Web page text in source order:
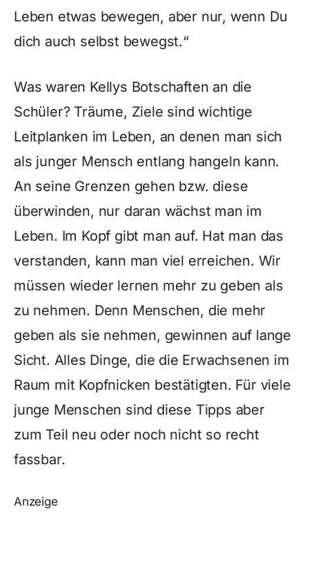
Leben etwas bewegen, aber nur, wenn Du
dich auch selbst bewegst.“
Was waren Kellys Botschaften an die
Schüler? Träume, Ziele sind wichtige
Leitplanken im Leben, an denen man sich
als junger Mensch entlang hangeln kann.
An seine Grenzen gehen bzw. diese
überwinden, nur daran wächst man im
Leben. Im Kopf gibt man auf. Hat man das
verstanden, kann man viel erreichen. Wir
müssen wieder lernen mehr zu geben als
zu nehmen. Denn Menschen, die mehr
geben als sie nehmen, gewinnen auf lange
Sicht. Alles Dinge, die die Erwachsenen im
Raum mit Kopfnicken bestätigten. Für viele
junge Menschen sind diese Tipps aber
zum Teil neu oder noch nicht so recht
fassbar.
Anzeige